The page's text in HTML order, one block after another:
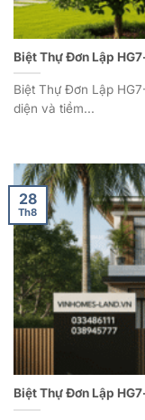
Biệt Thự Đơn Lập
Biệt Thự Đơn Lập
diện và tiềm...
Biệt Thự Đơn Lập
28
Th8